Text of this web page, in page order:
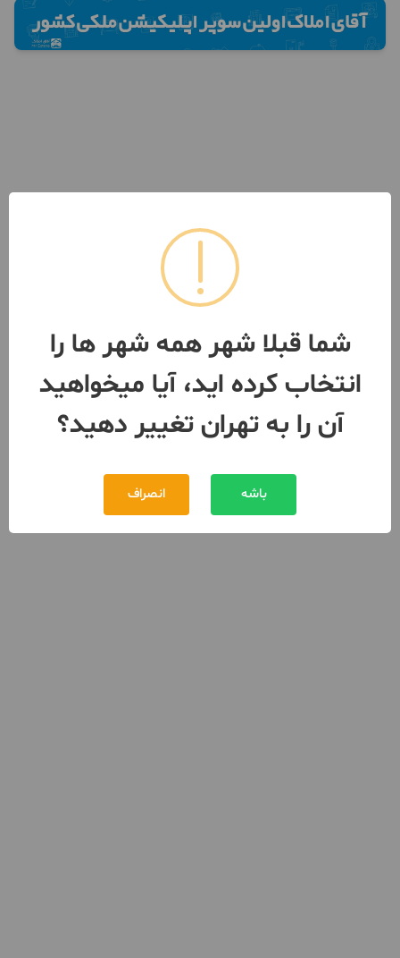
شما قبلا شهر همه شهر ها را
انتخاب کرده اید، آیا میخواهید
آن را به تهران تغییر دهید؟
باشه انصراف